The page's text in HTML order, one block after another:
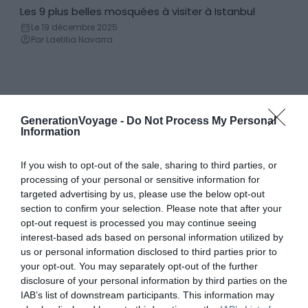
GenerationVoyage - Do Not Process My Personal
Information
If you wish to opt-out of the sale, sharing to third parties, or
processing of your personal or sensitive information for
targeted advertising by us, please use the below opt-out
section to confirm your selection. Please note that after your
opt-out request is processed you may continue seeing
interest-based ads based on personal information utilized by
us or personal information disclosed to third parties prior to
your opt-out. You may separately opt-out of the further
disclosure of your personal information by third parties on the
IAB’s list of downstream participants. This information may
Mosquée
Les 9 plus belles mosquées à visiter à Istanbul
Le 19 décembre 2025
Par Laetitia Navarra
Bars et restaurants
Dans ses bars et restaurants, une
Les 11 meilleurs restaurants où manger
un kebab à Istanbul
Le 26 avril 2025
Par Laetitia Navarra
Istanbul
Le 26